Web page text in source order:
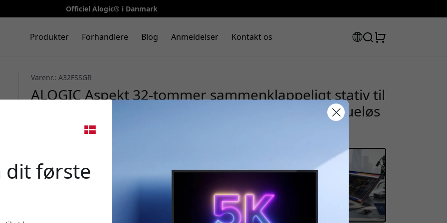
Officiel Alogic® i Danmark
Produkter Forhandlere Blog Anmeldelser Kontakt os
Varenr.: A32FSSGR
ALOGIC Aspekt 32-tommer sammenklappeligt stativ til
touchskærm med magnetisk kabelstyring og skrueløs
montering - Space Grey
dit første
Brug denne kode ved kassen for at få 8% rabat.